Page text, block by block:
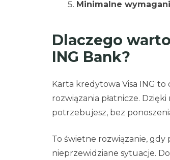
Minimalne
Dlaczego
ING Bank?
Karta kredytowa Visa ING to
rozwiązania płatnicze.
potrzebujesz, bez
To świetne rozwiązanie,
nieprzewidziane sytuacje.